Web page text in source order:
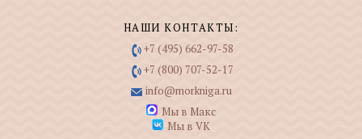
НАШИ КОНТАКТЫ:
+7 (495) 662-97-58
+7 (800) 707-52-17
info@morkniga.ru
Мы в Макс
Мы в VK